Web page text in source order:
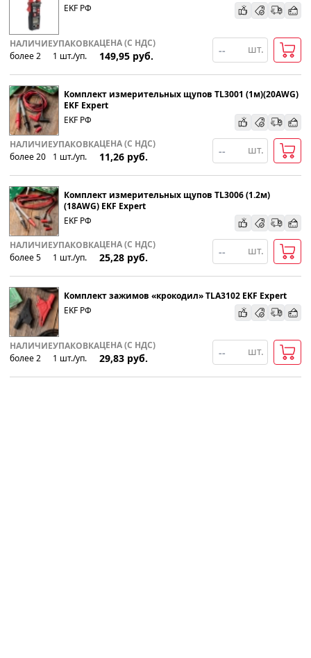
EKF РФ
НАЛИЧИЕ
более 2
УПАКОВКА
1 шт./уп.
ЦЕНА (С НДС)
149,95 руб.
шт.
Комплект измерительных щупов TL3001 (1м)(20AWG)
EKF Expert
EKF РФ
НАЛИЧИЕ
более 20
УПАКОВКА
1 шт./уп.
ЦЕНА (С НДС)
11,26 руб.
шт.
Комплект измерительных щупов TL3006 (1.2м)
(18AWG) EKF Expert
EKF РФ
НАЛИЧИЕ
более 5
УПАКОВКА
1 шт./уп.
ЦЕНА (С НДС)
25,28 руб.
шт.
Комплект зажимов «крокодил» TLA3102 EKF Expert
EKF РФ
НАЛИЧИЕ
более 2
УПАКОВКА
1 шт./уп.
ЦЕНА (С НДС)
29,83 руб.
шт.